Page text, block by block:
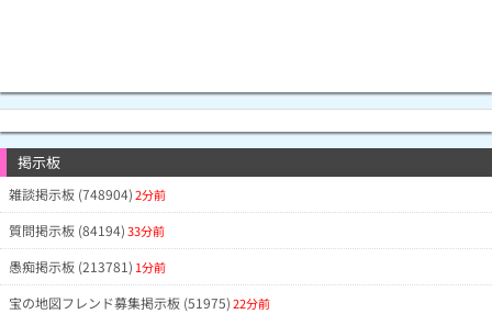
掲示板
雑談掲示板 (748904)2分前
質問掲示板 (84194)33分前
愚痴掲示板 (213781) 1分前
宝の地図フレンド募集掲示板 (51975)22分前